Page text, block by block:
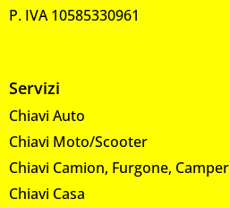
P. IVA 10585330961
Servizi
Chiavi Auto
Chiavi Moto/Scooter
Chiavi Camion, Furgone, Camper
Chiavi Casa